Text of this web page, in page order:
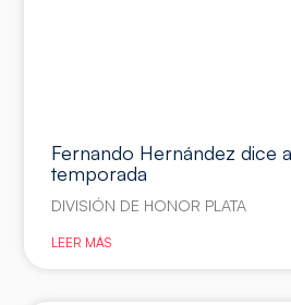
Fernando Hernández dice
temporada
DIVISIÓN DE HONOR PLATA
LEER MÁS